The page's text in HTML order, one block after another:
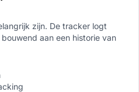
zijn. De tracker logt
aan een historie van